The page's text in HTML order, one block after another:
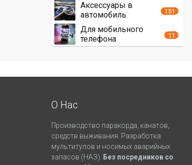
Аксессуары в
автомобиль
151
Для мобильного
телефона
11
О Нас
Производство паракорда, канатов,
средств выживания. Разработка
мультитулов и носимых аварийных
запасов (НАЗ).
Без посредников со